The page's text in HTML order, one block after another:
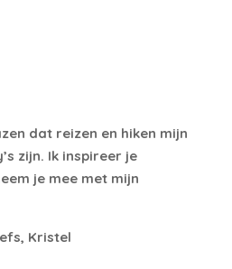
dat reizen en hiken mijn
zijn. Ik inspireer je
je mee met mijn
Kristel